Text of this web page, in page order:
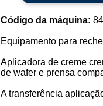
Código da máquina:
Equipamento para
Aplicadora de creme
de wafer e prensa
A transferência